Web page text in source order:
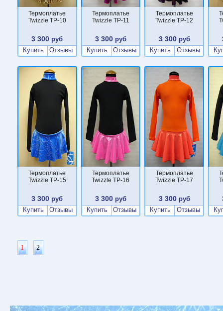
Термоплатье
Twizzle TP-10
3 300 руб
Купить
Отзывы
Термоплатье
Twizzle TP-11
3 300 руб
Купить
Отзывы
Термоплатье
Twizzle TP-12
3 300руб
Купить
Отзывы
Термоплатье
Twizzle TP-15
3 300 руб
Купить
Отзывы
Термоплатье
Twizzle TP-16
3 300 руб
Купить
Отзывы
Термоплатье
Twizzle TP-17
3 300руб
Купить
Отзывы
1 2